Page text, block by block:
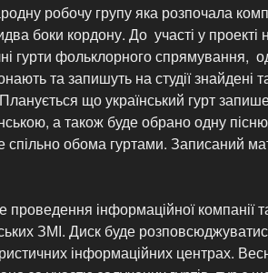
робочу групу яка розпочала
боки кордону. До участі у проекті
гурти фольклорного спрямування,
та запишуть на студії знайдені
що український гурт
а також буде обрано одну
спільно обома гуртами. Записаний
інформаційної компанії
ЗМІ. Диск буде
інформаційних центрах.